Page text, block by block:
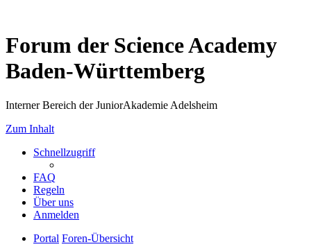
Forum der Science Academy
Baden-Württemberg
Interner Bereich der JuniorAkademie Adelsheim
Zum Inhalt
Schnellzugriff
FAQ
Regeln
Über uns
Anmelden
Portal Foren-Übersicht